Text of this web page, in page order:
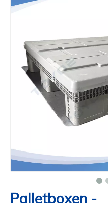
Palletboxen -